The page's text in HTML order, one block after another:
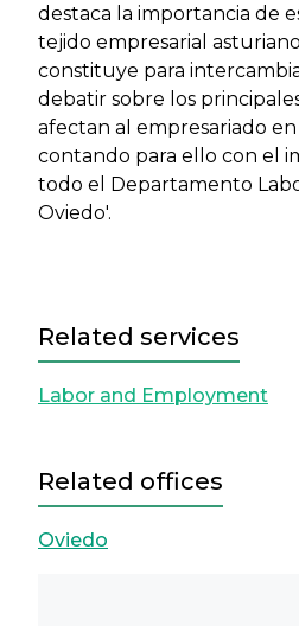
destaca la importancia de
tejido empresarial
constituye para
debatir sobre los
afectan al empresariado
contando para ello con el
todo el Departamento
Oviedo'.
Related services
Labor and Employment
Related offices
Oviedo